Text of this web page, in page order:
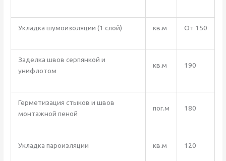
Укладка шумоизоляции (1 слой) кв.м От 150
Заделка швов серпянкой и
унифлотом
кв.м 190
Герметизация стыков и швов
монтажной пеной
пог.м 180
Укладка пароизляции кв.м 120